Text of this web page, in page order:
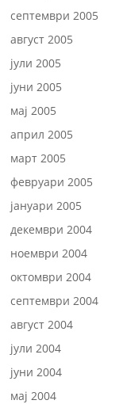
септември 2005
август 2005
јули 2005
јуни 2005
мај 2005
април 2005
март 2005
февруари 2005
јануари 2005
декември 2004
ноември 2004
октомври 2004
септември 2004
август 2004
јули 2004
јуни 2004
мај 2004